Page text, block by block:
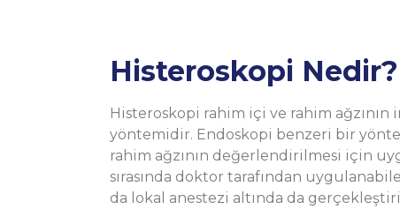
Histeroskopi Nedir?
Histeroskopi rahim içi ve rahim
yöntemidir. Endoskopi benzeri bir
rahim ağzının değerlendirilmesi için
sırasında doktor tarafından
da lokal anestezi altında da